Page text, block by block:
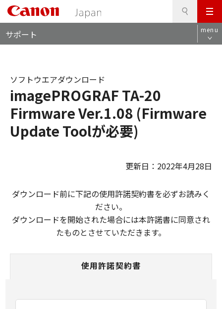
メ
ニ
ュ
サポート menu
imagePROGRAF TA-20
Firmware Ver.1.08 (Firmware
Update Toolが必要)
ソフトウエアダウンロード
更新日：2022年4月28日
ダウンロード前に下記の使用許諾契約書を必ずお読みく
ださい。
ダウンロードを開始された場合には本許諾書に同意され
たものとさせていただきます。
使用許諾契約書